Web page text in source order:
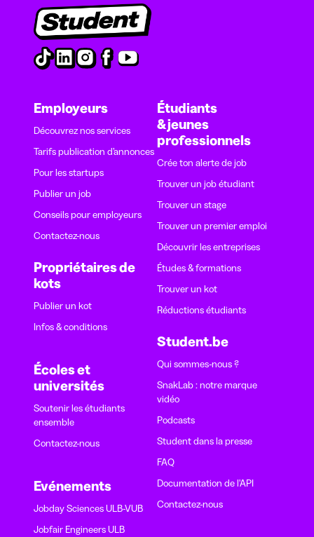
Employeurs
Découvrez nos services
Tarifs publication d’annonces
Pour les startups
Publier un job
Conseils pour employeurs
Contactez-nous
Propriétaires de
kots
Publier un kot
Infos & conditions
Écoles et
universités
Soutenir les étudiants
ensemble
Contactez-nous
Evénements
Jobday Sciences ULB-VUB
Jobfair Engineers ULB
Étudiants
& jeunes
professionnels
Crée ton alerte de job
Trouver un job étudiant
Trouver un stage
Trouver un premier emploi
Découvrir les entreprises
Études & formations
Trouver un kot
Réductions étudiants
Student.be
Qui sommes-nous ?
SnakLab : notre marque
vidéo
Podcasts
Student dans la presse
FAQ
Documentation de l'API
Contactez-nous